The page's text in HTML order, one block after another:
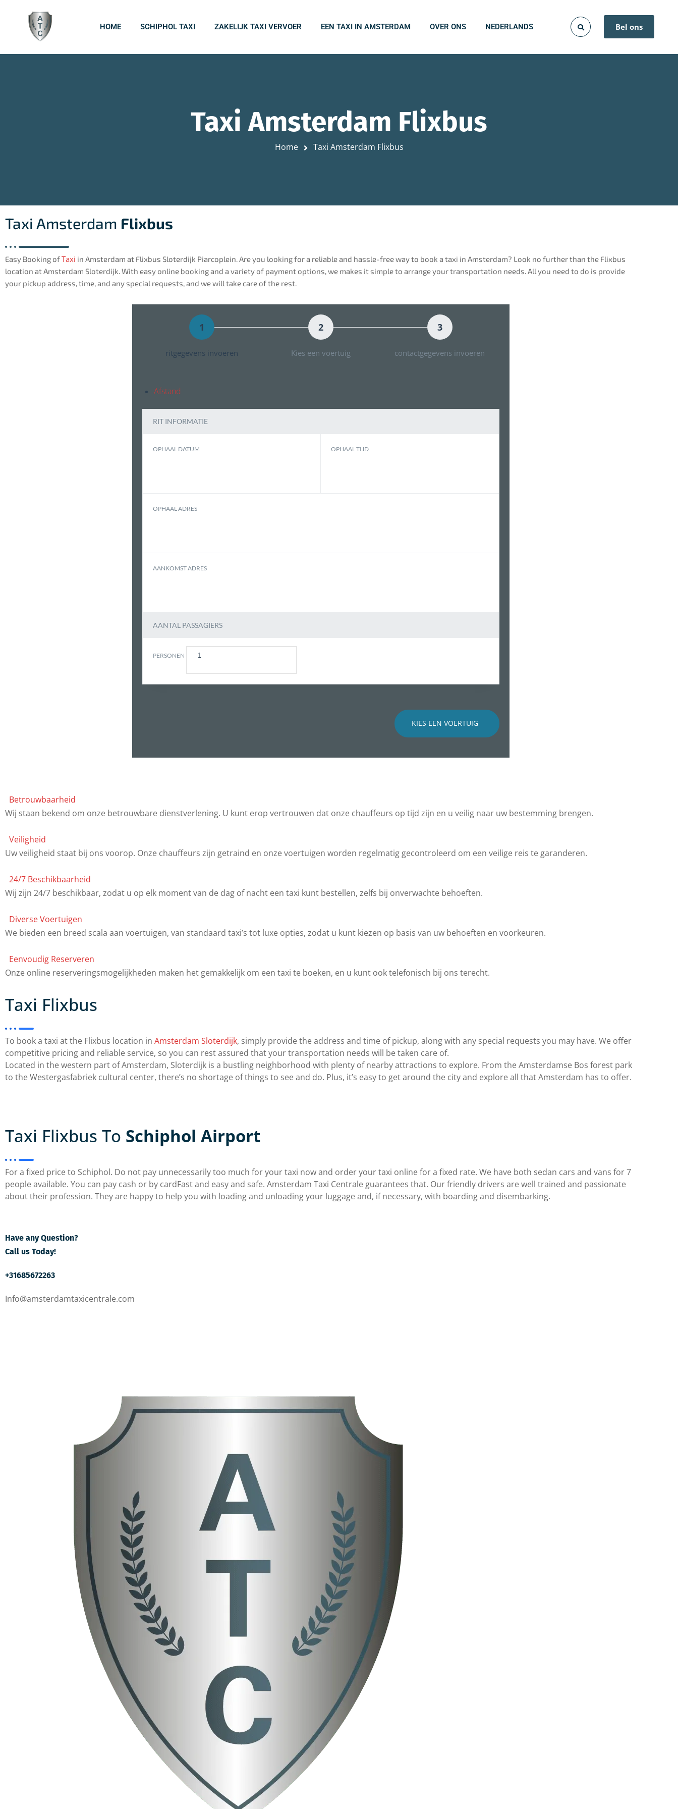
Bel ons
HOME SCHIPHOL TAXI ZAKELIJK TAXI VERVOER EEN TAXI IN AMSTERDAM OVER ONS NEDERLANDS
Taxi Amsterdam Flixbus
Home Taxi Amsterdam Flixbus
Taxi Amsterdam Flixbus
Easy Booking ofTaxi in Amsterdam at Flixbus Sloterdijk Piarcoplein. Are you looking for a reliable and hassle-free way to book a taxi in Amsterdam? Look no further than the Flixbus
location at Amsterdam Sloterdijk. With easy online booking and a variety of payment options, we makes it simple to arrange your transportation needs. All you need to do is provide
your pickup address, time, and any special requests, and we will take care of the rest.
1
ritgegevens invoeren
2
Kies een voertuig
3
contactgegevens invoeren
Afstand
RIT INFORMATIE
OPHAAL DATUM OPHAAL TIJD
OPHAAL ADRES
AANKOMST ADRES
AANTAL PASSAGIERS
PERSONEN
KIES EEN VOERTUIG
Betrouwbaarheid
Wij staan bekend om onze betrouwbare dienstverlening. U kunt erop vertrouwen dat onze chauffeurs op tijd zijn en u veilig naar uw bestemming brengen.
Veiligheid
Uw veiligheid staat bij ons voorop. Onze chauffeurs zijn getraind en onze voertuigen worden regelmatig gecontroleerd om een veilige reis te garanderen.
24/7 Beschikbaarheid
Wij zijn 24/7 beschikbaar, zodat u op elk moment van de dag of nacht een taxi kunt bestellen, zelfs bij onverwachte behoeften.
Diverse Voertuigen
We bieden een breed scala aan voertuigen, van standaard taxi’s tot luxe opties, zodat u kunt kiezen op basis van uw behoeften en voorkeuren.
Eenvoudig Reserveren
Onze online reserveringsmogelijkheden maken het gemakkelijk om een taxi te boeken, en u kunt ook telefonisch bij ons terecht.
Taxi Flixbus
To book a taxi at the Flixbus location in Amsterdam Sloterdijk, simply provide the address and time of pickup, along with any special requests you may have. We offer
competitive pricing and reliable service, so you can rest assured that your transportation needs will be taken care of.
Located in the western part of Amsterdam, Sloterdijk is a bustling neighborhood with plenty of nearby attractions to explore. From the Amsterdamse Bos forest park
to the Westergasfabriek cultural center, there’s no shortage of things to see and do. Plus, it’s easy to get around the city and explore all that Amsterdam has to offer.
Taxi Flixbus To Schiphol Airport
For a fixed price to Schiphol. Do not pay unnecessarily too much for your taxi now and order your taxi online for a fixed rate. We have both sedan cars and vans for 7
people available. You can pay cash or by cardFast and easy and safe. Amsterdam Taxi Centrale guarantees that. Our friendly drivers are well trained and passionate
about their profession. They are happy to help you with loading and unloading your luggage and, if necessary, with boarding and disembarking.
Have any Question?
Call us Today!
+31685672263
Info@amsterdamtaxicentrale.com